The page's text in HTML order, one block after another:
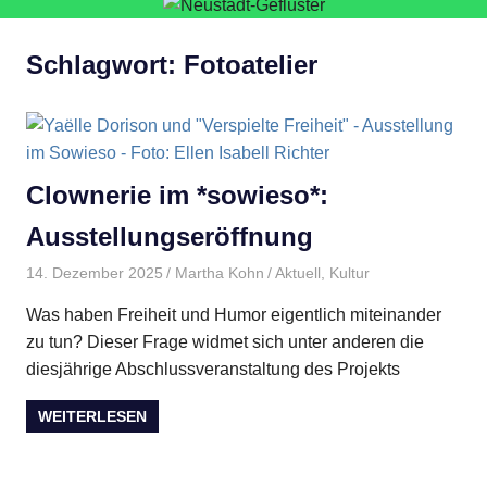
Schlagwort: Fotoatelier
Clownerie im *sowieso*:
Ausstellungseröffnung
14. Dezember 2025 Martha Kohn Aktuell Kultur
Was haben Freiheit und Humor eigentlich miteinander
zu tun? Dieser Frage widmet sich unter anderen die
diesjährige Abschlussveranstaltung des Projekts
WEITERLESEN